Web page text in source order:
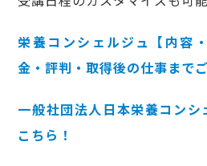
栄養コンシェルジュ【内容
金・評判・取得後の仕事まで
一般社団法人日本栄養コンシ
こちら！